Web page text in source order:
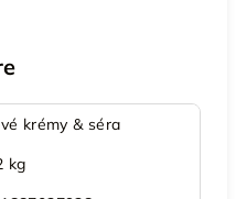
krémy & séra
kg